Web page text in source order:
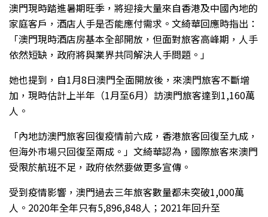
澳門現時踏進暑期旺季，將迎接大量來自香港及中國內地的
家庭客戶，酒店人手是否能應付需求。文綺華回應時指出：
「澳門現時酒店房基本全部開放，但面對旅客高峰期，人手
依然短缺，政府將與業界共同解決人手問題。」
她也提到，自1月8日澳門全面開放後，來澳門旅客不斷增
加，現時估計上半年（1月至6月）訪澳門旅客達到1,160萬
人。
「內地訪澳門旅客回復疫情前六成，香港旅客回復至九成，
但海外市場只回復至兩成。」文綺華認為，國際旅客來澳門
受限於航班不足，政府依然要做更多宣傳。
受到疫情影響，澳門過去三年旅客數量都未突破1,000萬
人。2020年全年只有5,896,848人；2021年回升至